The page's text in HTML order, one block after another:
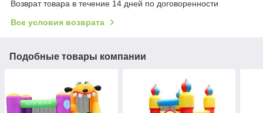
Возврат товара в течение 14 дней по договоренности
Все условия возврата
Подобные товары компании